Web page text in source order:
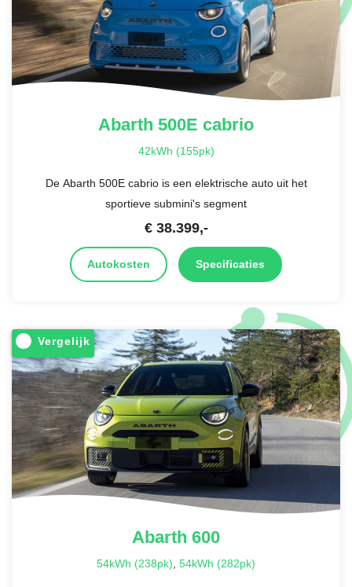
Abarth 500E cabrio
42kWh (155pk)
De Abarth 500E cabrio is een elektrische auto uit het
sportieve submini's segment
€ 38.399,-
Autokosten Specificaties
Vergelijk
Abarth 600
54kWh (238pk), 54kWh (282pk)